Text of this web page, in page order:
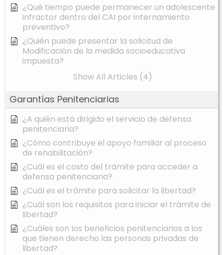
¿Qué tiempo puede permanecer un adolescente
infractor dentro del CAI por internamiento
preventivo?
¿Quién puede presentar la solicitud de
Modificación de la medida socioeducativa
impuesta?
Show All Articles (4)
Garantías Penitenciarias
¿A quién está dirigido el servicio de defensa
penitenciaria?
¿Cómo contribuye el apoyo familiar al proceso
de rehabilitación?
¿Cuál es el costo del trámite para acceder a
defensa penitenciaria?
¿Cuál es el trámite para solicitar la libertad?
¿Cuál son los requisitos para iniciar el trámite de
libertad?
¿Cuáles son los beneficios penitenciarios a los
que tienen derecho las personas privadas de
libertad?